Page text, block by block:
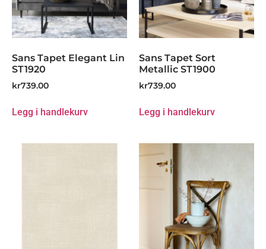
Sans Tapet Elegant Lin
ST1920
kr739.00
Legg i handlekurv
Sans Tapet Sort
Metallic ST1900
kr739.00
Legg i handlekurv